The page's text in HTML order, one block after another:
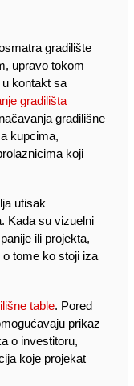
gradilište
upravo tokom
u kontakt sa
gradilišta
gradilišne
kupcima,
koji
utisak
Kada su vizuelni
ili projekta,
tome ko stoji iza
table. Pored
prikaz
o investitoru,
koje projekat